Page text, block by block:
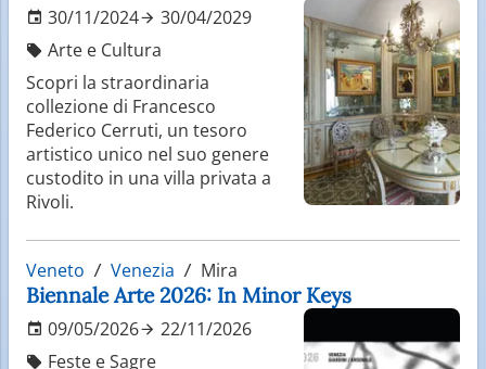
30/11/2024
30/04/2029
Arte e Cultura
Scopri la straordinaria
collezione di Francesco
Federico Cerruti, un tesoro
artistico unico nel suo genere
custodito in una villa privata a
Rivoli.
Veneto Venezia Mira
Biennale Arte 2026: In Minor Keys
09/05/2026
22/11/2026
Feste e Sagre